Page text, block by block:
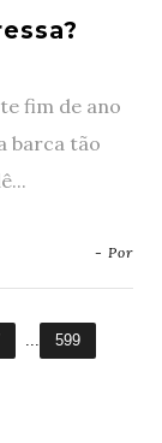
fim de ano
barca tão
- Por
... 599